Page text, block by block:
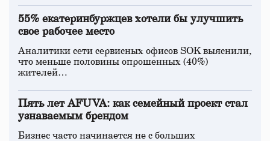
55% екатеринбуржцев хотели бы улучшить
свое рабочее место
Аналитики сети сервисных офисов SOK выяснили,
что меньше половины опрошенных (40%)
жителей…
Пять лет AFUVA: как семейный проект стал
узнаваемым брендом
Бизнес часто начинается не с больших